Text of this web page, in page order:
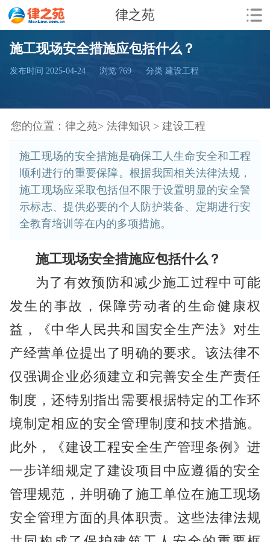
律之苑
施工现场安全措施应包括什么？
发布时间 2025-04-24 浏览 769 分类 建设工程
您的位置： 律之苑> 法律知识 > 建设工程
施工现场的安全措施是确保工人生命安全和工程
顺利进行的重要保障。根据我国相关法律法规，
施工现场应采取包括但不限于设置明显的安全警
示标志、提供必要的个人防护装备、定期进行安
全教育培训等在内的多项措施。
施工现场安全措施应包括什么？
为了有效预防和减少施工过程中可能
发生的事故，保障劳动者的生命健康权
益，《中华人民共和国安全生产法》对生
产经营单位提出了明确的要求。该法律不
仅强调企业必须建立和完善安全生产责任
制度，还特别指出需要根据特定的工作环
境制定相应的安全管理制度和技术措施。
此外，《建设工程安全生产管理条例》进
一步详细规定了建设项目中应遵循的安全
管理规范，并明确了施工单位在施工现场
安全管理方面的具体职责。这些法律法规